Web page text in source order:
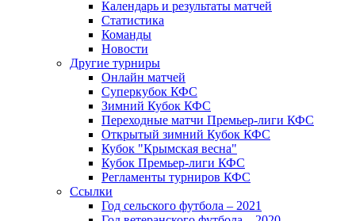
Календарь и результаты матчей
Статистика
Команды
Новости
Другие турниры
Онлайн матчей
Суперкубок КФС
Зимний Кубок КФС
Переходные матчи Премьер-лиги КФС
Открытый зимний Кубок КФС
Кубок "Крымская весна"
Кубок Премьер-лиги КФС
Регламенты турниров КФС
Ссылки
Год сельского футбола – 2021